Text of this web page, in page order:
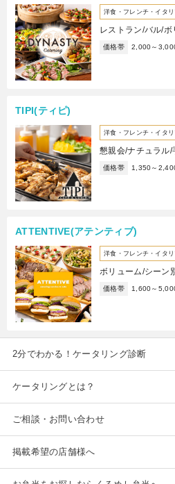
洋食・フレンチ・イタリ
レストラン/バル/ボ
価格帯 2,000～
TIPI(ティピ)
洋食・フレンチ・イタ
懇親会/ナチュラル
価格帯 1,350～
ATTENTIVE(アテンティブ)
洋食・フレンチ・イタ
ボリューム/シーン
価格帯 1,600～
2分でわかる！ケータリング診断
ケータリングとは？
ご相談・お問い合わせ
掲載希望の店舗様へ